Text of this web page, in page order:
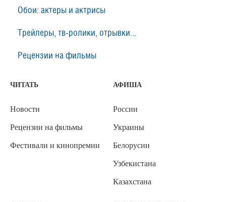
Обои: актеры и актрисы
Трейлеры, тв-ролики, отрывки...
Рецензии на фильмы
ЧИТАТЬ
Новости
Рецензии на фильмы
Фестивали и кинопремии
АФИША
России
Украины
Белорусии
Узбекистана
Казахстана